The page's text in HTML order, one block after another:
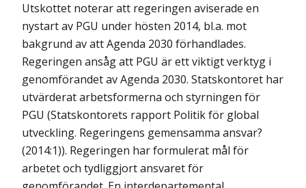
Utskottet noterar att regeringen aviserade en
nystart av PGU under hösten 2014, bl.a. mot
bakgrund av att Agenda 2030 förhandlades.
Regeringen ansåg att PGU är ett viktigt verktyg i
genomförandet av Agenda 2030. Statskontoret har
utvärderat arbetsformerna och styrningen för
PGU (Statskontorets rapport Politik för global
utveckling. Regeringens gemensamma ansvar?
(2014:1)). Regeringen har formulerat mål för
arbetet och tydliggjort ansvaret för